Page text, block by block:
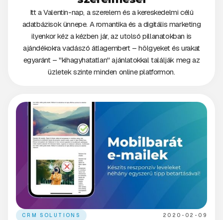
Itt a Valentin-nap, a szerelem és a kereskedelmi célú
adatbázisok ünnepe. A romantika és a digitális marketing
ilyenkor kéz a kézben jár, az utolsó pillanatokban is
ajándékokra vadászó átlagembert – hölgyeket és urakat
egyaránt – "kihagyhatatlan" ajánlatokkal találják meg az
üzletek szinte minden online platformon.
CRM SOLUTIONS 2020-02-09